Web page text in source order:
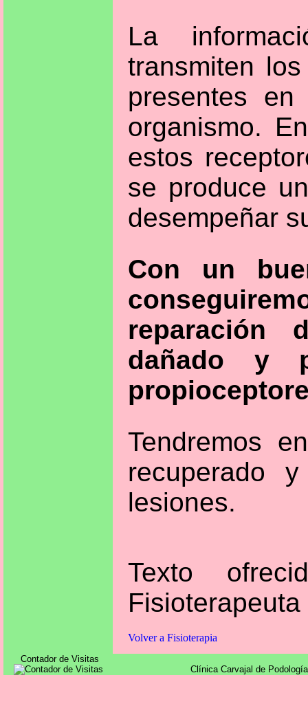
La
transmiten
presentes
organismo.
estos
se produce
desempeñar
Con un
reparación
dañado y
Tendremos
recuperado
lesiones.
Texto
Volver a Fisioterapia
Contador de Visitas
Clínica Carvajal de